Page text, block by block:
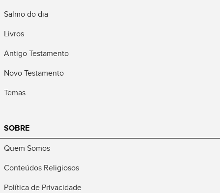
Salmo do dia
Livros
Antigo Testamento
Novo Testamento
Temas
SOBRE
Quem Somos
Conteúdos Religiosos
Política de Privacidade